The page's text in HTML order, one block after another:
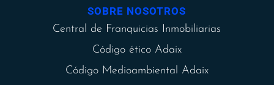
SOBRE NOSOTROS
Central de Franquicias Inmobiliarias
Código ético Adaix
Código Medioambiental Adaix